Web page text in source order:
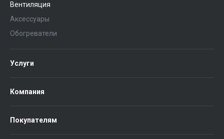
Вентиляция
Аксессуары
Обогреватели
Услуги
Компания
Покупателям